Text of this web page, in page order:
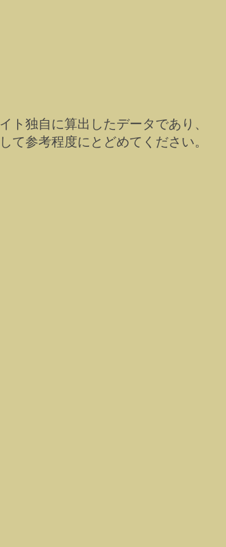
ト独自に算出したデータであり、
て参考程度にとどめてください。